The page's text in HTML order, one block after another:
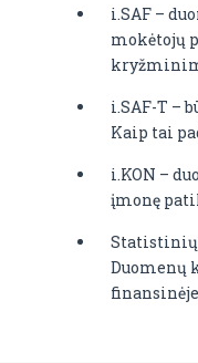
i.SAF –
mokėtojų
i.SAF-T –
Kaip tai
i.KON –
įmonę
Statistinių
Duomenų